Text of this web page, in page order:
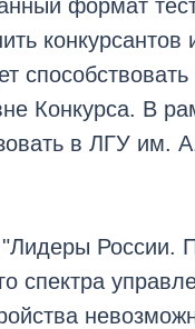
формат
Конкурса. В
в ЛГУ им.
России.
спектра